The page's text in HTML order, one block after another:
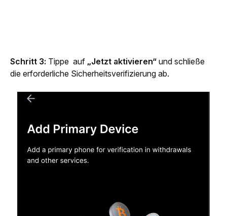
Schritt 3: Tippe  auf „Jetzt aktivieren“ und schließe
die erforderliche Sicherheitsverifizierung ab.